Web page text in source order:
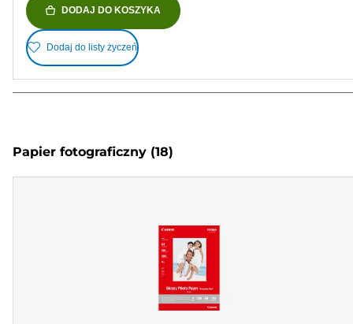
DODAJ DO KOSZYKA
Dodaj do listy życzeń
Papier fotograficzny (18)